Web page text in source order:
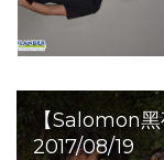
【Salomon
2017/08/19